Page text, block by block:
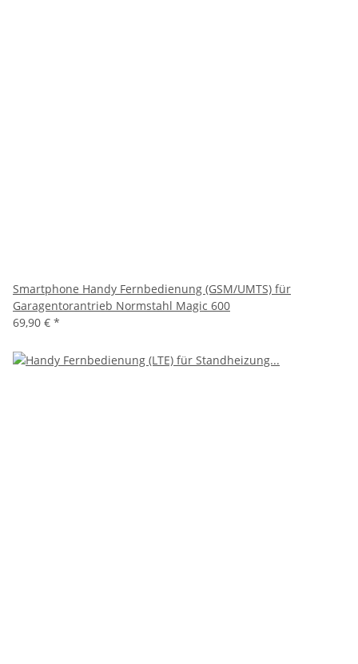
Smartphone Handy Fernbedienung (GSM/UMTS) für
Garagentorantrieb Normstahl Magic 600
69,90 € *